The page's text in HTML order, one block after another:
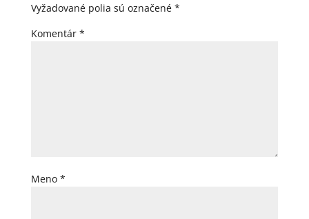
Vyžadované polia sú označené *
Komentár *
Meno *